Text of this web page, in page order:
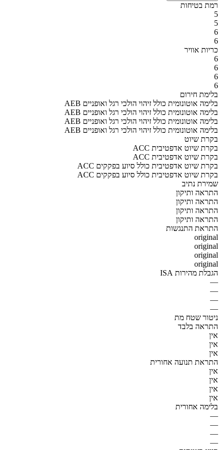
רמת בטיחות
5
5
6
6
כריות אוויר
6
6
6
6
בלימת חירום
AEB בלימה אוטונומית כולל זיהוי הולכי רגל ואופניים
AEB בלימה אוטונומית כולל זיהוי הולכי רגל ואופניים
AEB בלימה אוטונומית כולל זיהוי הולכי רגל ואופניים
AEB בלימה אוטונומית כולל זיהוי הולכי רגל ואופניים
בקרת שיוט
ACC בקרת שיוט אדפטיבית
ACC בקרת שיוט אדפטיבית
ACC בקרת שיוט אדפטיבית כולל סיוע בפקקים
ACC בקרת שיוט אדפטיבית כולל סיוע בפקקים
שמירת נתיב
התראה ותיקון
התראה ותיקון
התראה ותיקון
התראה ותיקון
התראת התנגשות
original
original
original
original
הגבלת מהירות ISA
—
—
—
—
ניטור שטח מת
התראה בלבד
אין
אין
אין
התראת תנועה אחורית
אין
אין
אין
אין
בלימה אחורית
—
—
—
—